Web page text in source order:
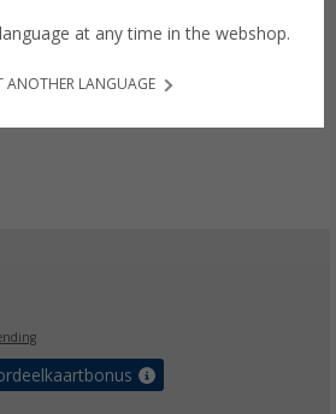
at any time in the webshop.
ANOTHER LANGUAGE